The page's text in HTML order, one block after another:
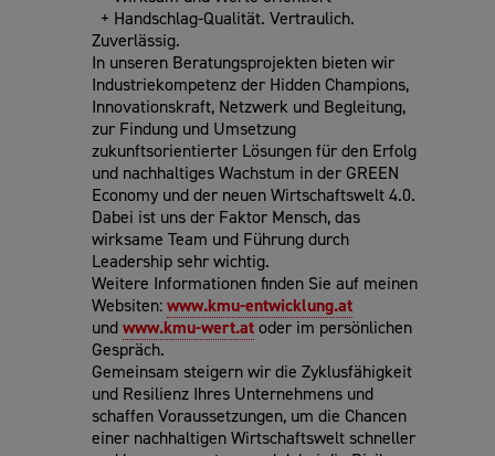
+ Handschlag-Qualität. Vertraulich.
Zuverlässig.
In unseren Beratungsprojekten bieten wir
Industriekompetenz der Hidden Champions,
Innovationskraft, Netzwerk und Begleitung,
zur Findung und Umsetzung
zukunftsorientierter Lösungen für den Erfolg
und nachhaltiges Wachstum in der GREEN
Economy und der neuen Wirtschaftswelt 4.0.
Dabei ist uns der Faktor Mensch, das
wirksame Team und Führung durch
Leadership sehr wichtig.
Weitere Informationen finden Sie auf meinen
Websiten:www.kmu-entwicklung.at
undwww.kmu-wert.atoder im persönlichen
Gespräch.
Gemeinsam steigern wir die Zyklusfähigkeit
und Resilienz Ihres Unternehmens und
schaffen Voraussetzungen, um die Chancen
einer nachhaltigen Wirtschaftswelt schneller